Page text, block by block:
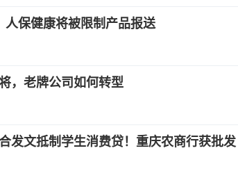
人保健康将被限制产品报送
，老牌公司如何转型
发文抵制学生消费贷！重庆农商行获批发